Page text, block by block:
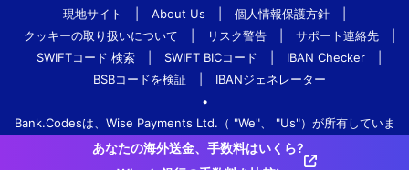
現地サイト About Us 個人情報保護方針
クッキーの取り扱いについて
リスク警告 サポート連絡先
SWIFTコード 検索
SWIFT BICコード IBAN Checker
BSBコードを検証
IBANジェネレーター
•
Bank.Codesは、Wise Payments Ltd.（ "We"、 "Us"）が所有していま
す。
あなたの海外送金、手数料はいくら?